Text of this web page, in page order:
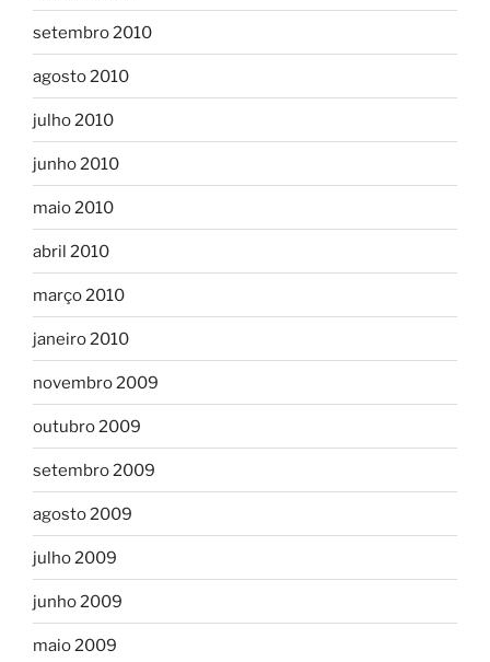
setembro 2010
agosto 2010
julho 2010
junho 2010
maio 2010
abril 2010
março 2010
janeiro 2010
novembro 2009
outubro 2009
setembro 2009
agosto 2009
julho 2009
junho 2009
maio 2009